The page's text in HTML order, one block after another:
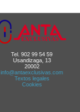
Tel. 902 99 54 59
Usandizaga, 13
20002
info@antaexclusivas.com
Textos legales
Cookies